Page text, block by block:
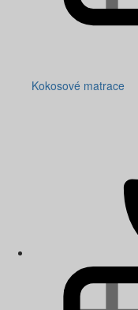
Kokosové matrace